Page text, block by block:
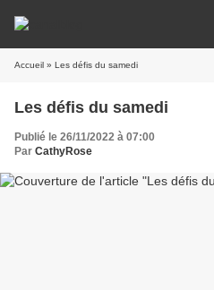
Accueil » Les défis du samedi
Les défis du samedi
Publié le 26/11/2022 à 07:00
Par CathyRose